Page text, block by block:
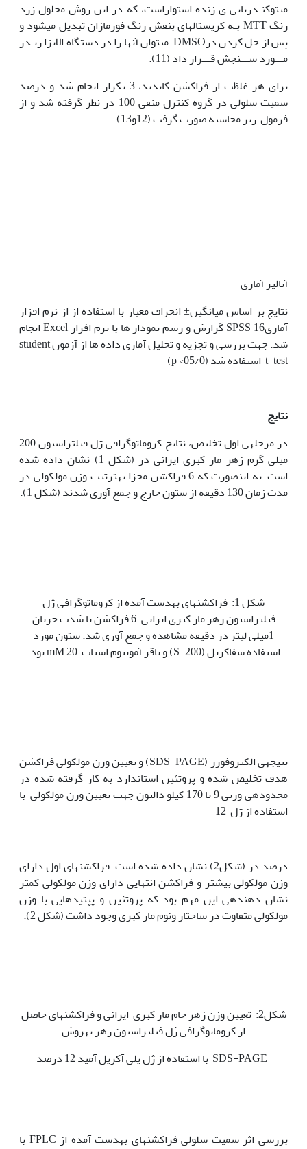
میتوکنـدریایی ی زنده استواراست، که در این روش محلول زرد
رنگ MTT بـه کریستال‫های بنفش رنگ فورمازان تبدیل می‫شود و
پس از حل کردن درDMSO می‫توان آن‫ها را در دستگاه الایزا ریـدر
مـــورد ســـنجش قـــرار داد (11).
برای هر غلظت از فراکشن کاندید، 3 تکرار انجام شد و درصد
سمیت سلولی در گروه کنترل منفی 100 در نظر گرفته شد و از
فرمول زیر محاسبه صورت گرفت (12و13).
آنالیز آماری
نتایج بر اساس میانگین± انحراف معیار با استفاده از از نرم افزار
آماری16 SPSS گزارش و رسم نمودار ها با نرم افزار Excel انجام
شد. جهت بررسی و تجزیه و تحلیل آماری داده ها از آزمون student
t-test استفاده شد (05/0> p)
نتایج
در مرحله‫ی اول تخلیص، نتایج کروماتوگرافی ژل فیلتراسیون 200
میلی گرم زهر مار کبری ایرانی در (شکل 1) نشان داده شده
است. به این‫صورت که 6 فراکشن مجزا به‫ترتیب وزن مولکولی در
مدت زمان 130 دقیقه از ستون خارج و جمع آوری شدند (شکل 1).
شکل 1: فراکشن‫های به‫دست آمده از کروماتوگرافی ژل
فیلتراسیون زهر مار کبری ایرانی. 6 فراکشن با شدت جریان
1میلی لیتر در دقیقه مشاهده و جمع آوری شد. ستون مورد
استفاده سفاکریل (S-200) و باقر آمونیوم استات 20 mM بود.
نتیجه‫ی الکتروفورز (SDS-PAGE) و تعیین وزن مولکولی فراکشن
هدف تخلیص شده و پروتئین استاندارد به کار گرفته شده در
محدوده‫ی وزنی 9 تا 170 کیلو دالتون جهت تعیین وزن مولکولی با
استفاده از ژل 12
درصد در (شکل2) نشان داده شده است. فراکشن‫های اول دارای
وزن مولکولی بیشتر و فراکشن انتهایی دارای وزن مولکولی کمتر
نشان دهنده‫ی این مهم بود که پروتئین و پپتید‫هایی با وزن
مولکولی متفاوت در ساختار ونوم مار کبری وجود داشت (شکل 2).
شکل2: تعیین وزن زهر خام مار کبری ایرانی و فراکشن‫های حاصل
از کروماتوگرافی ژل فیلتراسیون زهر به‫روش
بررسی اثر سمیت سلولی فراکشن‫های به‫دست آمده از FPLC با